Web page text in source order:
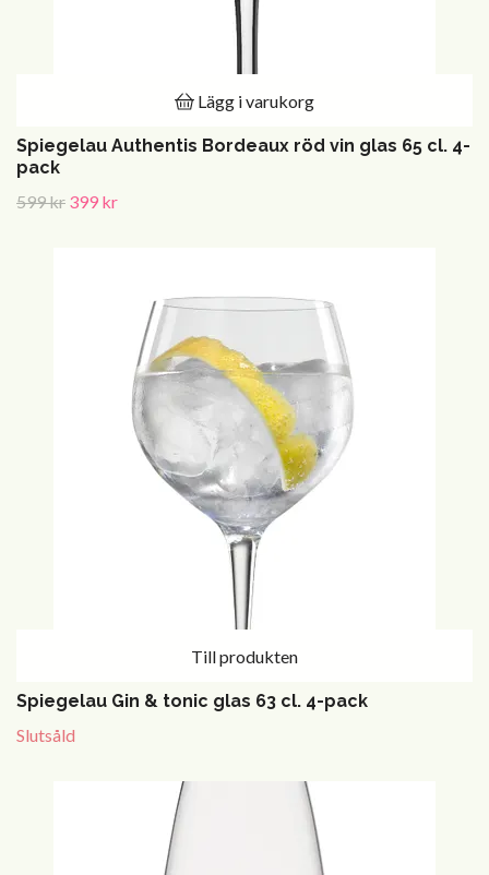
Lägg i varukorg
Spiegelau Authentis Bordeaux röd vin glas 65 cl. 4-
pack
599 kr 399 kr
Till produkten
Spiegelau Gin & tonic glas 63 cl. 4-pack
Slutsåld